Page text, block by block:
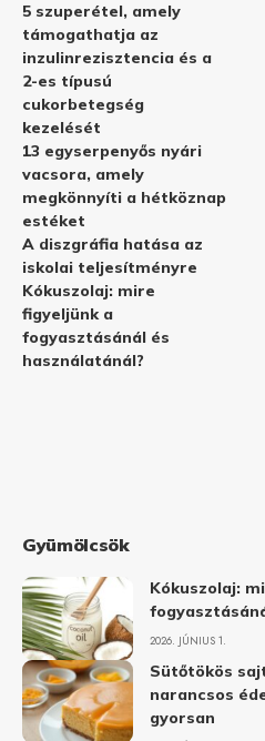
5 szuperétel, amely
támogathatja az
inzulinrezisztencia és a
2-es típusú
cukorbetegség
kezelését
13 egyserpenyős nyári
vacsora, amely
megkönnyíti a hétköznap
estéket
A diszgráfia hatása az
iskolai teljesítményre
Kókuszolaj: mire
figyeljünk a
fogyasztásánál és
használatánál?
Gyümölcsök
Kókuszolaj:
2026. JÚNIUS 1.
Sütőtökös
narancsos
gyorsan